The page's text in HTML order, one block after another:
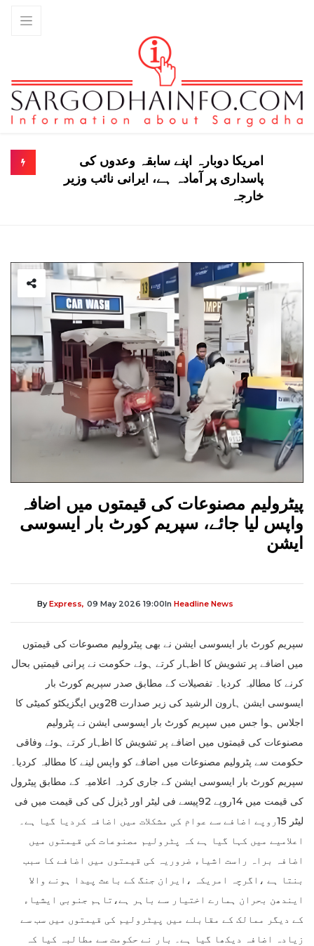
امریکا دوبارہ اپنے سابقہ وعدوں کی
پاسداری پر آمادہ ہے، ایرانی نائب وزیر
خارجہ
پیٹرولیم مصنوعات کی قیمتوں میں اضافہ
واپس لیا جائے، سپریم کورٹ بار ایسوسی
ایشن
ByExpress, 09 May 2026 19:00In Headline News
سپریم کورٹ بار ایسوسی ایشن نے بھی پیٹرولیم مصںوعات کی قیمتوں
میں اضافے پر تشویش کا اظہار کرتے ہوئے حکومت نے پرانی قیمتیں بحال
کرنے کا مطالبہ کردیا۔ تفصیلات کے مطابق صدر سپریم کورٹ بار
ایسوسی ایشن ہارون الرشید کی زیر صدارت 28ویں ایگزیکٹو کمیٹی کا
اجلاس ہوا جس میں سپریم کورٹ بار ایسوسی ایشن نے پٹرولیم
مصنوعات کی قیمتوں میں اضافے پر تشویش کا اظہار کرتے ہوئے وفاقی
حکومت سے پٹرولیم مصنوعات میں اضافے کو واپس لینے کا مطالبہ کردیا۔
سپریم کورٹ بار ایسوسی ایشن کے جاری کردہ اعلامیہ کے مطابق پیٹرول
کی قیمت میں 14روپے 92پیسے فی لیٹر اور ڈیزل کی کی قیمت میں فی
لیٹر 15روپے اضافے سے عوام کی مشکلات میں اضافہ کردیا گیا ہے۔
اعلامیے میں کہا گیا ہے کہ پٹرولیم مصنوعات کی قیمتوں میں
اضافہ براہ راست اشیاء ضروریہ کی قیمتوں میں اضافے کا سبب
بنتا ہے ،اگرچہ امریکہ ،ایران جنگ کے باعث پیدا ہونے والا
ایندھن بحران ہمارے اختیار سے باہر ہے،تاہم جنوبی ایشیاء
کے دیگر ممالک کے مقابلے میں پیٹرولیم کی قیمتوں میں سب سے
زیادہ اضافہ دیکھا گیا ہے۔ بار نے حکومت سے مطالبہ کیا کہ